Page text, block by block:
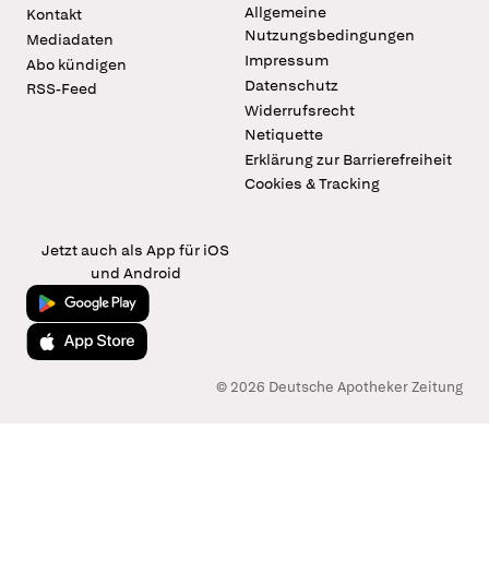
Kontakt
Mediadaten
Abo kündigen
RSS-Feed
Allgemeine
Nutzungsbedingungen
Impressum
Datenschutz
Widerrufsrecht
Netiquette
Erklärung zur Barrierefreiheit
Cookies & Tracking
Jetzt auch als App für iOS
und Android
Jetzt bei Google Play
Laden im App Store
© 2026 Deutsche Apotheker Zeitung